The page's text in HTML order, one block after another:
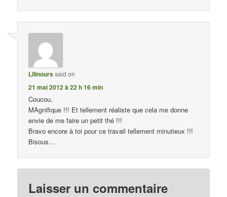
Lilinourssaid on
21 mai 2012 à 22 h 16 min
Coucou,
MAgnifique !!! Et tellement réaliste que cela me donne
envie de me faire un petit thé !!!
Bravo encore à toi pour ce travail tellement minutieux !!!
Bisous…
Laisser un commentaire